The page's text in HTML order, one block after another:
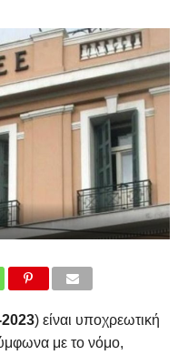
) είναι υποχρεωτική
με το νόμο,